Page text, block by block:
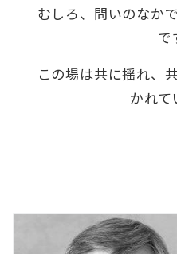
むしろ、問いのなか
で
この場は共に揺れ、
かれて